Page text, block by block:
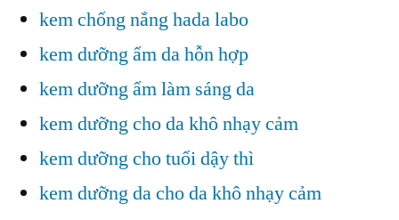
kem chống nắng hada labo
kem dưỡng ẩm da hỗn hợp
kem dưỡng ẩm làm sáng da
kem dưỡng cho da khô nhạy cảm
kem dưỡng cho tuổi dậy thì
kem dưỡng da cho da khô nhạy cảm